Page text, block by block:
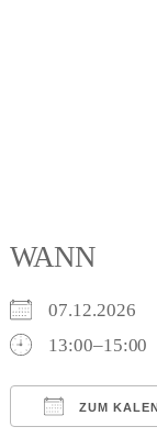
WANN
07.12.2026
13:00–15:00
ZUM